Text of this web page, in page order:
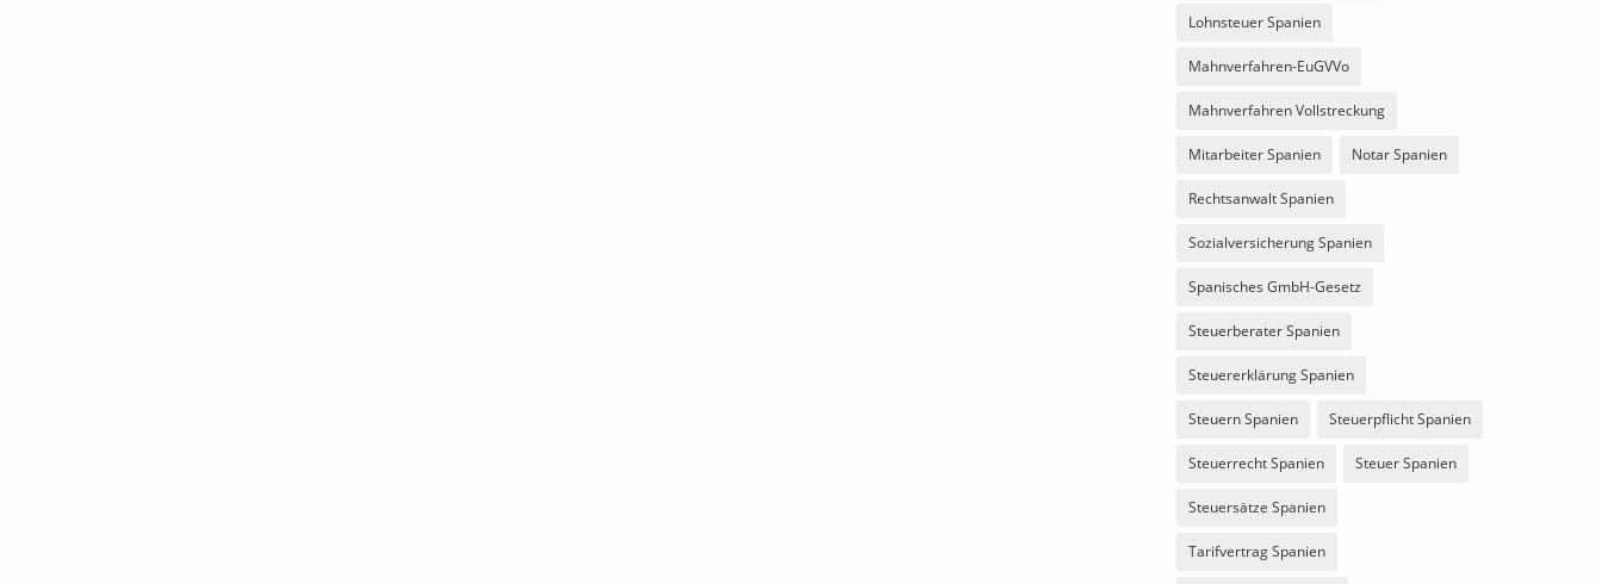
Lohnsteuer Spanien
Mahnverfahren-EuGVVo
Mahnverfahren Vollstreckung
Mitarbeiter Spanien Notar Spanien
Rechtsanwalt Spanien
Sozialversicherung Spanien
Spanisches GmbH-Gesetz
Steuerberater Spanien
Steuererklärung Spanien
Steuern Spanien Steuerpflicht Spanien
Steuerrecht Spanien Steuer Spanien
Steuersätze Spanien
Tarifvertrag Spanien